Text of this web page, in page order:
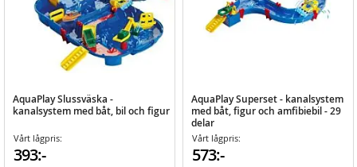
AquaPlay Slussväska -
kanalsystem med båt, bil och figur
Vårt lågpris:
393:-
AquaPlay Superset - kanalsystem
med båt, figur och amfibiebil - 29
delar
Vårt lågpris:
573:-